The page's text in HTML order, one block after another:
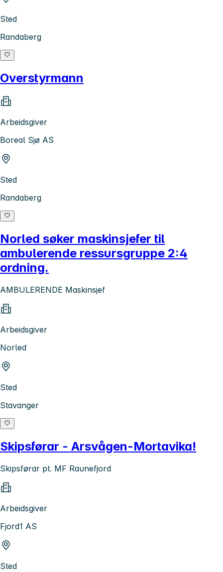
Sted
Randaberg
Overstyrmann
Arbeidsgiver
Boreal Sjø AS
Sted
Randaberg
Norled søker maskinsjefer til
ambulerende ressursgruppe 2:4
ordning.
AMBULERENDE Maskinsjef
Arbeidsgiver
Norled
Sted
Stavanger
Skipsførar - Arsvågen-Mortavika!
Skipsførar pt. MF Raunefjord
Arbeidsgiver
Fjord1 AS
Sted